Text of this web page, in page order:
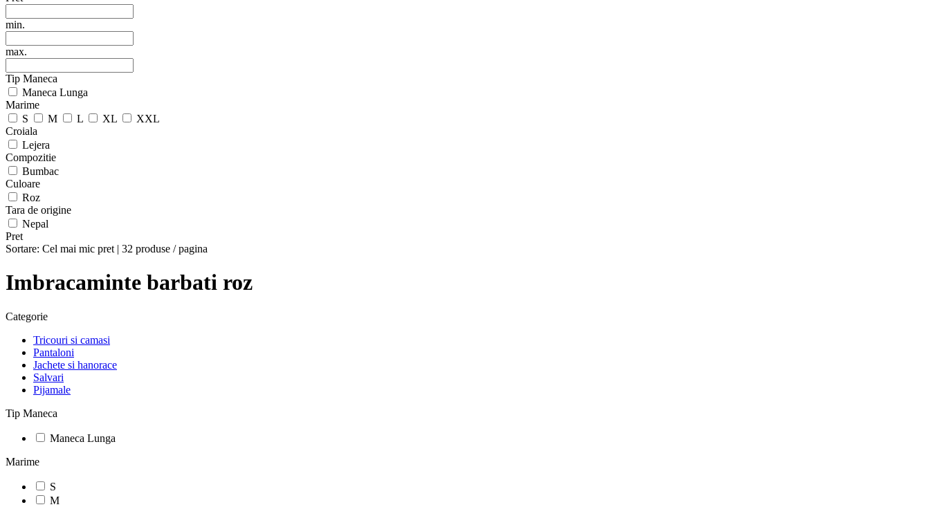
min.
max.
Tip Maneca
Maneca Lunga
Marime
S
M L XL
XXL
Croiala
Lejera
Compozitie
Bumbac
Culoare
Roz
Tara de origine
Nepal
Pret
Sortare: Cel mai mic pret | 32 produse / pagina
Imbracaminte barbati roz
Categorie
Tricouri si camasi
Pantaloni
Jachete si hanorace
Salvari
Pijamale
Tip Maneca
Maneca Lunga
Marime
S
M